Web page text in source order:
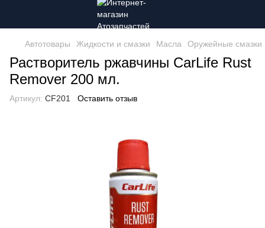
Автотовары Жидкости и смазки Масла Оружейные смазки
Растворитель ржавчины CarLife Rust
Remover 200 мл.
Артикул: CF201 Оставить отзыв